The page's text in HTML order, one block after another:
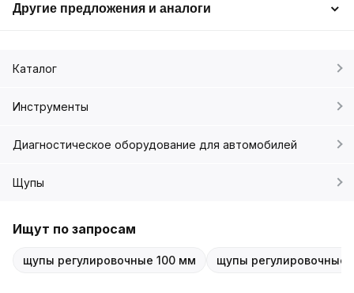
Другие предложения и аналоги
Каталог
Инструменты
Диагностическое оборудование для автомобилей
Щупы
Ищут по запросам
щупы регулировочные 100 мм щупы регулировочные